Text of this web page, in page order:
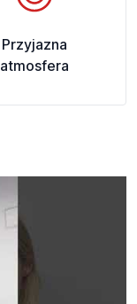
Przyjazna
atmosfera